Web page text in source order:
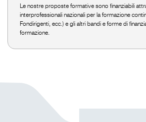
Le nostre proposte formative sono finanziabili
interprofessionali nazionali per la formazione
Fondirigenti, ecc.) e gli altri bandi e forme di
formazione.